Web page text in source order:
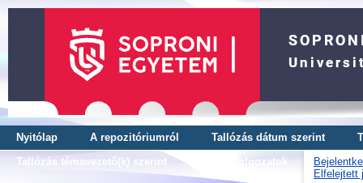
Nyitólap A repozitóriumról Tallózás dátum szerint
Tallózás témavezető(k) szerint
OTDK dolgozatok
Elfelejtett